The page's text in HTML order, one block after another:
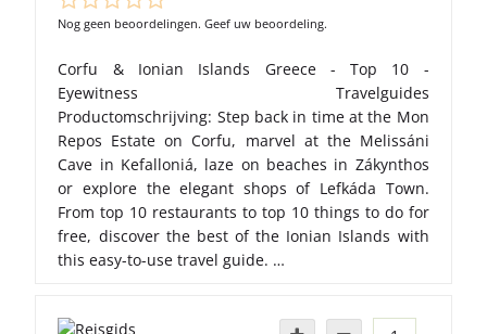
Nog geen beoordelingen. Geef uw beoordeling.
Corfu & Ionian Islands Greece - Top 10 -
Eyewitness Travelguides
Productomschrijving: Step back in time at the Mon
Repos Estate on Corfu, marvel at the Melissáni
Cave in Kefalloniá, laze on beaches in Zákynthos
or explore the elegant shops of Lefkáda Town.
From top 10 restaurants to top 10 things to do for
free, discover the best of the Ionian Islands with
this easy-to-use travel guide. …